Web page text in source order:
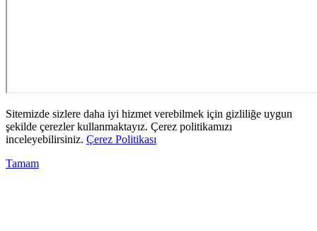
Sitemizde sizlere daha iyi hizmet verebilmek için gizliliğe uygun
şekilde çerezler kullanmaktayız. Çerez politikamızı
inceleyebilirsiniz. Çerez Politikası
Tamam